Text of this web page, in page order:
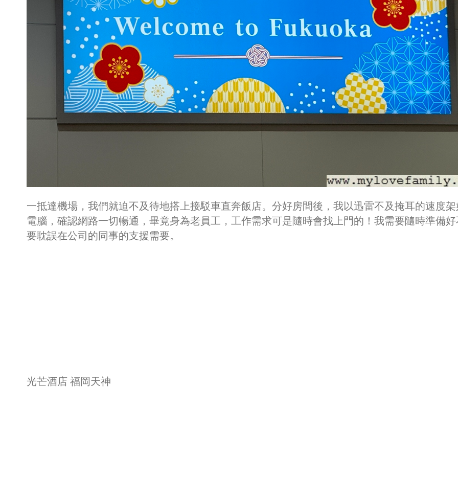
一抵達機場，我們就迫不及待地搭上接駁車直奔飯店。分好房間後，我以迅雷不及掩耳的速度
電腦，確認網路一切暢通，畢竟身為老員工，工作需求可是隨時會找上門的！我需要隨時準備
要耽誤在公司的同事的支援需要。
光芒酒店 福岡天神